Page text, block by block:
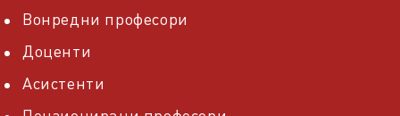
Вонредни професори
Доценти
Асистенти